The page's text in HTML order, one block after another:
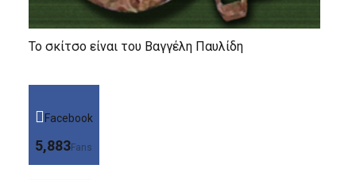
Το σκίτσο είναι του Βαγγέλη Παυλίδη
Facebook
5,883Fans